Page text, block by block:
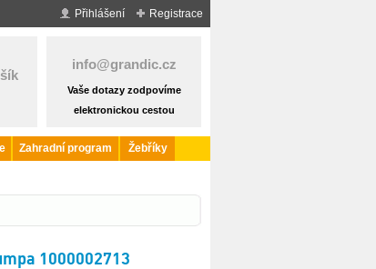
Registrace
Přihlášení
info@grandic.cz
Vaše dotazy zodpovíme
elektronickou cestou
Zahradní program
Žebříky
1000002713